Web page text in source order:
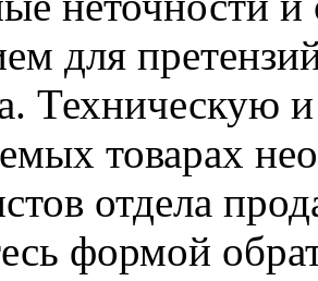
для
товарах
отдела
формой